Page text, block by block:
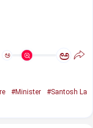
ಅ ಅ
#Minister
#Santosh La